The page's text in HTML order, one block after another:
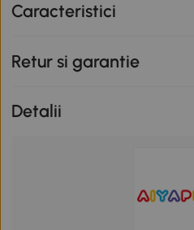
Caracteristici
Retur si garantie
Detalii